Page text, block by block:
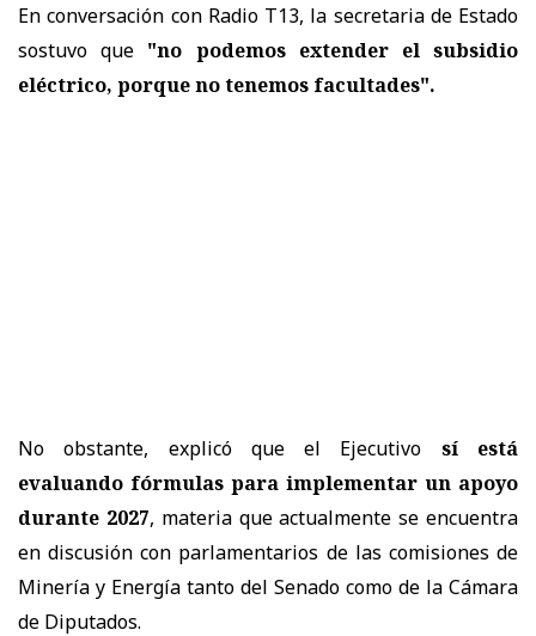
En conversación con Radio T13, la secretaria de Estado
sostuvo que "no podemos extender el subsidio
eléctrico, porque no tenemos facultades".
No obstante, explicó que el Ejecutivo sí está
evaluando fórmulas para implementar un apoyo
durante 2027, materia que actualmente se encuentra
en discusión con parlamentarios de las comisiones de
Minería y Energía tanto del Senado como de la Cámara
de Diputados.